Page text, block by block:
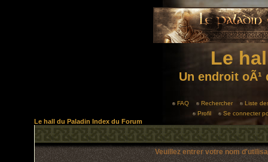
Le
Un endroit
FAQ Rechercher
Liste
Profil
Se connecter
Le hall du Paladin Index du Forum
Veuillez entrer votre nom